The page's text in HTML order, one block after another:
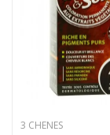
3 CHENES